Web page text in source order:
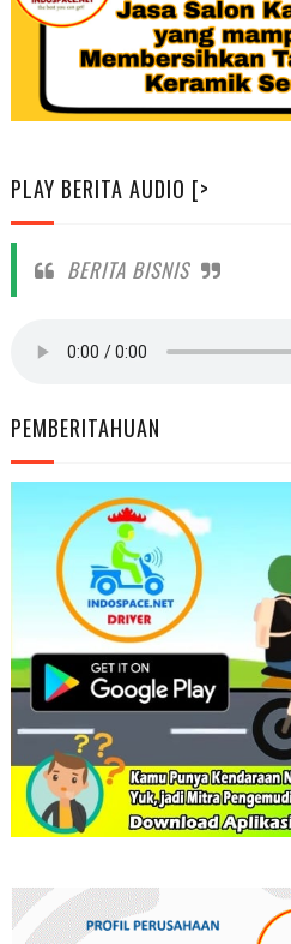
PLAY BERITA AUDIO [>
BERITA BISNIS
PEMBERITAHUAN